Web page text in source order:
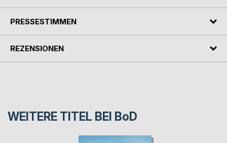
PRESSESTIMMEN
REZENSIONEN
WEITERE TITEL BEI BoD